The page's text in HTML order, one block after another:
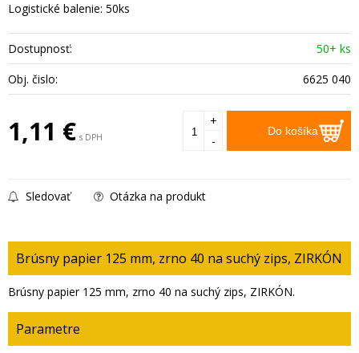
Logistické balenie: 50ks
Dostupnosť:
50+ ks
Obj. čislo:
6625 040
1,11 € s DPH Do košíka
+
-
Sledovať Otázka na produkt
Brúsny papier 125 mm, zrno 40 na suchý zips, ZIRKÓN
Brúsny papier 125 mm, zrno 40 na suchý zips, ZIRKÓN.
Parametre